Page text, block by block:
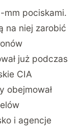
mm pociskami.
na niej zarobić
już podczas
CIA
obejmował
i agencje